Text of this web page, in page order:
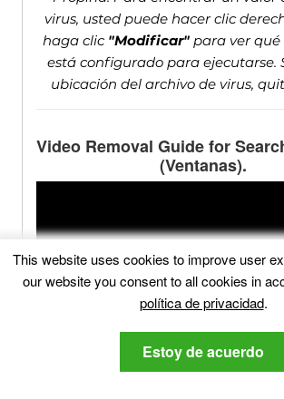
virus, usted puede hacer clic
haga clic "Modificar"para ver qué
está configurado para ejecutarse.
ubicación del archivo de virus,
Video Removal Guide for
(Ventanas).
This website uses cookies to improve user
our website you consent to all cookies in
política de privacidad.
Estoy de acuerdo